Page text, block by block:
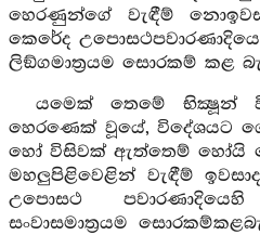
හෙරණුන්ගේ වැඳීම්
කෙරේද
ලිඞ්ගමාත්‍රයම සොරකම් කළ
යමෙක් තෙමේ භික්‍ෂූන්
හෙරණෙක් වූයේ, විදේශයට
හෝ විසිවක් ඇත්තෙම් හෝයි
මහලුපිළිවෙළින් වැඳීම්
උපොසථ
සංවාසමාත්‍රයම